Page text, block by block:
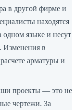
в другой фирме и
находятся
языке и несут
Изменения в
арматуры и
проекты — это не
чертежи. За